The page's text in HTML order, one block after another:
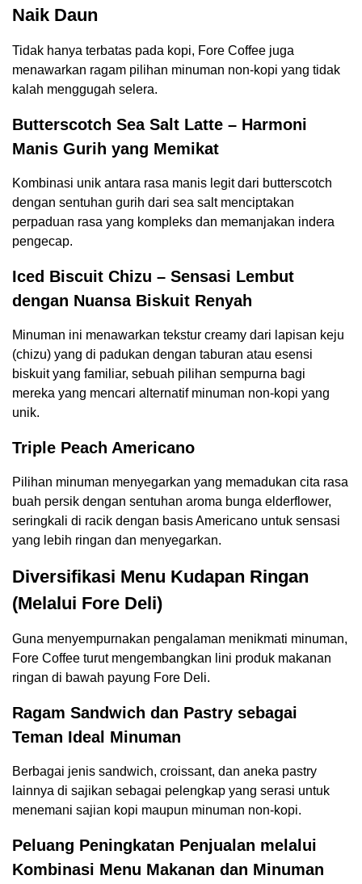
Naik Daun
Tidak hanya terbatas pada kopi, Fore Coffee juga
menawarkan ragam pilihan minuman non-kopi yang tidak
kalah menggugah selera.
Butterscotch Sea Salt Latte – Harmoni
Manis Gurih yang Memikat
Kombinasi unik antara rasa manis legit dari butterscotch
dengan sentuhan gurih dari sea salt menciptakan
perpaduan rasa yang kompleks dan memanjakan indera
pengecap.
Iced Biscuit Chizu – Sensasi Lembut
dengan Nuansa Biskuit Renyah
Minuman ini menawarkan tekstur creamy dari lapisan keju
(chizu) yang di padukan dengan taburan atau esensi
biskuit yang familiar, sebuah pilihan sempurna bagi
mereka yang mencari alternatif minuman non-kopi yang
unik.
Triple Peach Americano
Pilihan minuman menyegarkan yang memadukan cita rasa
buah persik dengan sentuhan aroma bunga elderflower,
seringkali di racik dengan basis Americano untuk sensasi
yang lebih ringan dan menyegarkan.
Diversifikasi Menu Kudapan Ringan
(Melalui Fore Deli)
Guna menyempurnakan pengalaman menikmati minuman,
Fore Coffee turut mengembangkan lini produk makanan
ringan di bawah payung Fore Deli.
Ragam Sandwich dan Pastry sebagai
Teman Ideal Minuman
Berbagai jenis sandwich, croissant, dan aneka pastry
lainnya di sajikan sebagai pelengkap yang serasi untuk
menemani sajian kopi maupun minuman non-kopi.
Peluang Peningkatan Penjualan melalui
Kombinasi Menu Makanan dan Minuman